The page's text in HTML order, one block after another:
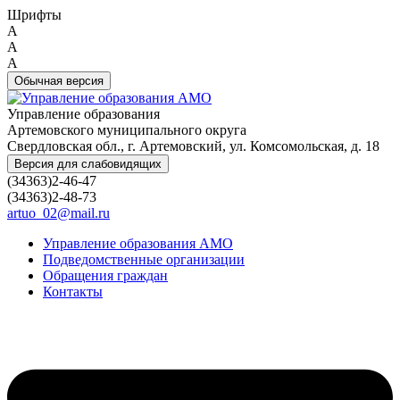
Шрифты
A
A
A
Обычная версия
Управление образования
Артемовского муниципального округа
Свердловская обл., г. Артемовский, ул. Комсомольская, д. 18
Версия для слабовидящих
(34363)2-46-47
(34363)2-48-73
artuo_02@mail.ru
Управление образования АМО
Подведомственные организации
Обращения граждан
Контакты